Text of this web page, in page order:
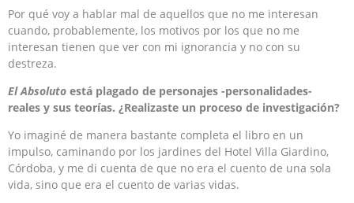
Por qué voy a hablar mal de aquellos que no me interesan
cuando, probablemente, los motivos por los que no me
interesan tienen que ver con mi ignorancia y no con su
destreza.
El Absoluto está plagado de personajes -personalidades-
reales y sus teorías. ¿Realizaste un proceso de investigación?
Yo imaginé de manera bastante completa el libro en un
impulso, caminando por los jardines del Hotel Villa Giardino,
Córdoba, y me di cuenta de que no era el cuento de una sola
vida, sino que era el cuento de varias vidas.